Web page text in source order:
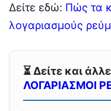
Δείτε εδώ: Πώς τα
λογαριασμούς
⏳ Δείτε και
ΛΟΓΑΡΙΑΣΜΟΙ